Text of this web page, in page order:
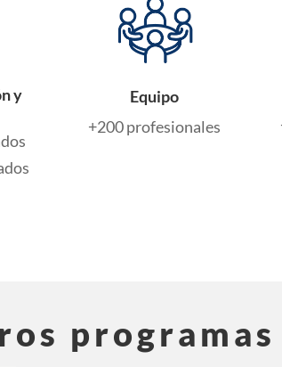
y
Equipo
+200 profesionales
programas